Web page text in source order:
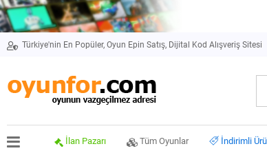
Türkiye'nin En Popüler, Oyun Epin Satış, Dijital Kod Alışveriş Sitesi
İlan Pazarı Tüm Oyunlar İndirimli